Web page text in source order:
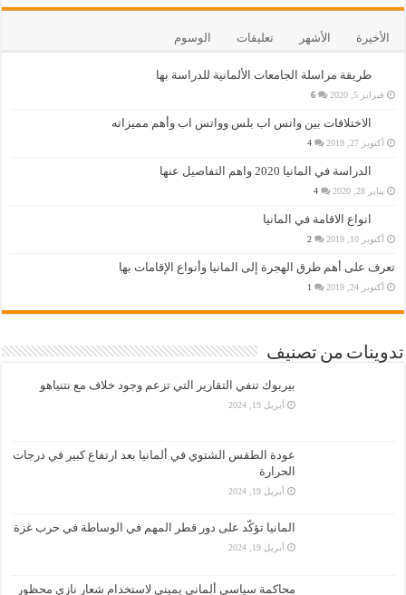
الأخيرة الأشهر تعليقات الوسوم
طريقة مراسلة الجامعات الألمانية للدراسة بها
فبراير 5, 2020 6
الاختلافات بين واتس اب بلس وواتس اب وأهم مميزاته
أكتوبر 27, 2019 4
الدراسة في المانيا 2020 واهم التفاصيل عنها
يناير 28, 2020 4
انواع الاقامة في المانيا
أكتوبر 10, 2019 2
تعرف على أهم طرق الهجرة إلى المانيا وأنواع الإقامات بها
أكتوبر 24, 2019 1
تدوينات من تصنيف
بيربوك تنفي التقارير التي تزعم وجود خلاف مع نتنياهو
أبريل 19, 2024
عودة الطقس الشتوي في ألمانيا بعد ارتفاع كبير في درجات
الحرارة
أبريل 19, 2024
المانيا تؤكّد على دور قطر المهم في الوساطة في حرب غزة
أبريل 19, 2024
محاكمة سياسي ألماني يميني لاستخدام شعار نازي محظور